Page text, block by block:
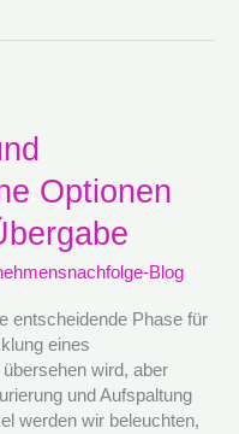
Optionen
Blog
entscheidende Phase für
eines
wird, aber
und Aufspaltung
werden wir beleuchten,